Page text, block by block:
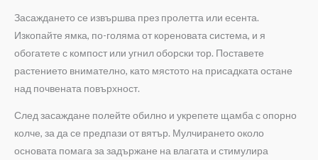
Засаждането се извършва през пролетта или есента.
Изкопайте ямка, по-голяма от кореновата система, и я
обогатете с компост или угнил оборски тор. Поставете
растението внимателно, като мястото на присадката остане
над почвената повърхност.
След засаждане полейте обилно и укрепете щамба с опорно
колче, за да се предпази от вятър. Мулчирането около
основата помага за задържане на влагата и стимулира